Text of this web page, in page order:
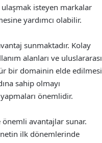
isteyen markalar
yardımcı olabilir.
sunmaktadır. Kolay
alanları ve uluslararası
bir domainin elde edilmesi
sahip olmayı
önemlidir.
avantajlar sunar.
ilk dönemlerinde